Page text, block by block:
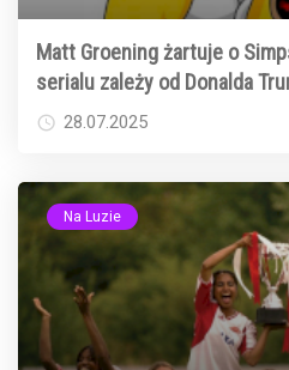
Matt Groening żartuje o
serialu zależy od Donalda
28.07.2025
Na Luzie